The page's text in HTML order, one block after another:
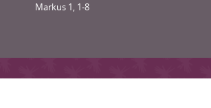
Markus 1, 1-8